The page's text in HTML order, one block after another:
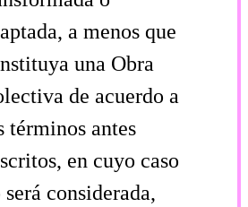
a menos que
una Obra
de acuerdo a
términos antes
en cuyo caso
será considerada,